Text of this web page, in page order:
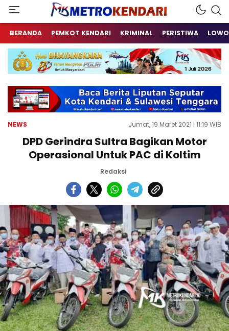
metrokendari
Berita Terkini Sulawesi Tenggara
BERANDA PEMKOT KENDARI KRIMINAL PERISTIWA
NEWS Jumat, 19 Maret 2021 | 11:19 WIB
DPD Gerindra Sultra Bagikan Motor
Operasional Untuk PAC di Koltim
Redaksi